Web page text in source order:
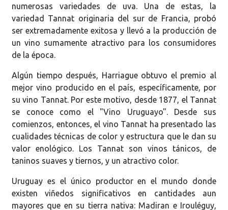
numerosas variedades de uva. Una de estas, la
variedad Tannat originaria del sur de Francia, probó
ser extremadamente exitosa y llevó a la producción de
un vino sumamente atractivo para los consumidores
de la época.
Algún tiempo después, Harriague obtuvo el premio al
mejor vino producido en el país, específicamente, por
su vino Tannat. Por este motivo, desde 1877, el Tannat
se conoce como el "Vino Uruguayo". Desde sus
comienzos, entonces, el vino Tannat ha presentado las
cualidades técnicas de color y estructura que le dan su
valor enológico. Los Tannat son vinos tánicos, de
taninos suaves y tiernos, y un atractivo color.
Uruguay es el único productor en el mundo donde
existen viñedos significativos en cantidades aun
mayores que en su tierra nativa: Madiran e Irouléguy,